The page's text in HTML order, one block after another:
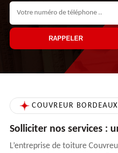
COUVREUR
Solliciter nos services :
L’entreprise de toiture